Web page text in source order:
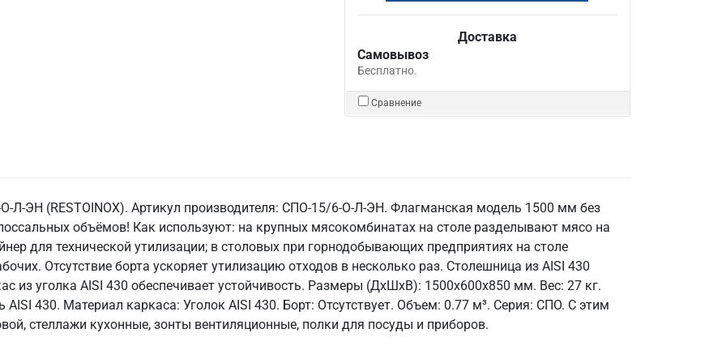
Доставка
Самовывоз
Бесплатно.
Сравнение
Л-ЭН (RESTOINOX). Артикул производителя: СПО-15/6-О-Л-ЭН. Флагманская модель 1500 мм без
объёмов! Как используют: на крупных мясокомбинатах на столе разделывают мясо на
для технической утилизации; в столовых при горнодобывающих предприятиях на столе
Отсутствие борта ускоряет утилизацию отходов в несколько раз. Столешница из AISI 430
из уголка AISI 430 обеспечивает устойчивость. Размеры (ДхШхВ): 1500x600x850 мм. Вес: 27 кг.
430. Материал каркаса: Уголок AISI 430. Борт: Отсутствует. Объем: 0.77 м³. Серия: СПО. С этим
стеллажи кухонные, зонты вентиляционные, полки для посуды и приборов.